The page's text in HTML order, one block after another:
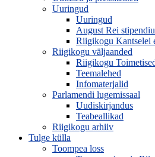
Uuringud
Uuringud
August Rei
Riigikogu Kantselei
Riigikogu väljaanded
Riigikogu
Teemalehed
Infomaterjalid
Parlamendi lugemissaal
Uudiskirjandus
Teabeallikad
Riigikogu arhiiv
Tulge külla
Toompea loss